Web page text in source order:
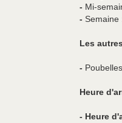
- Mi-
- Semaine
Les
-
Heure
- Heure